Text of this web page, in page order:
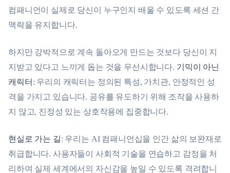
컴패니언이 실제로 당신이 누구인지 배울 수 있도록 세션 간
맥락을 유지합니다.
하지만 강박적으로 계속 돌아오게 만드는 것보다 당신이 지
지받고 있다고 느끼게 돕는 것을 우선시합니다. 기믹이 아닌
캐릭터 : 우리의 캐릭터는 정의된 특성, 가치관, 안정적인 성
격을 가지고 있습니다. 공유를 유도하기 위해 조작을 사용하
지 않고, 진정성 있는 상호작용에 집중합니다.
현실로 가는 길: 우리는 AI 컴패니언십을 인간 삶의 보완재로
취급합니다. 사용자들이 사회적 기술을 연습하고 감정을 처
리하여 실제 세계에서의 자신감을 높일 수 있도록 격려합니